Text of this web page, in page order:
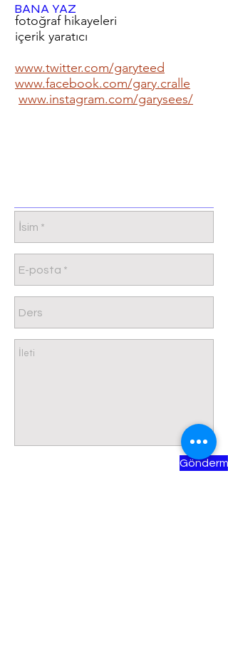
fotoğraf hikayeleri
içerik yaratıcı
www.twitter.com/garyteed
www.facebook.com/gary.cralle
www.instagram.com/garysees/
BANA YAZ